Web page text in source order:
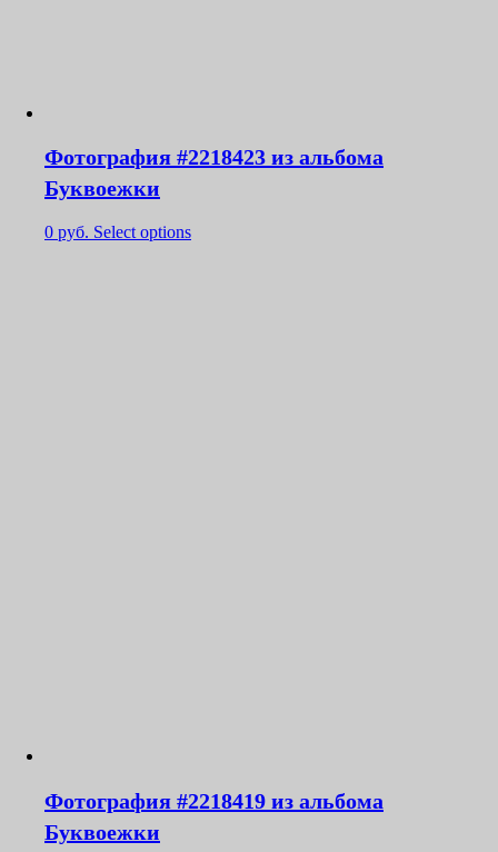
Фотография #2218423 из альбома
Буквоежки
0 руб. Select options
Фотография #2218419 из альбома
Буквоежки